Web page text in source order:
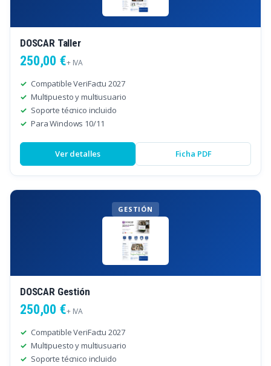
DOSCAR Taller
250,00 €+ IVA
Compatible VeriFactu 2027
Multipuesto y multiusuario
Soporte técnico incluido
Para Windows 10/11
Ver detalles Ficha PDF
GESTIÓN
DOSCAR Gestión
250,00 €+ IVA
Compatible VeriFactu 2027
Multipuesto y multiusuario
Soporte técnico incluido